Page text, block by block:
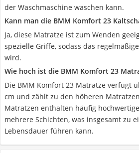
der Waschmaschine waschen kann.
Kann man die BMM Komfort 23
Ja, diese Matratze ist zum Wenden
spezielle Griffe, sodass das
wird.
Wie hoch ist die BMM Komfort 23
Die BMM Komfort 23 Matratze verfügt
cm und zählt zu den höheren
Matratzen enthalten häufig
mehrere Schichten, was insgesamt zu
Lebensdauer führen kann.